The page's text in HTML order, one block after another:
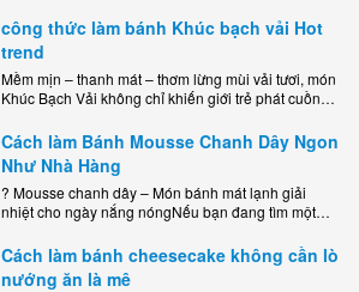
công thức làm bánh Khúc bạch vải Hot
trend
Mềm mịn – thanh mát – thơm lừng mùi vải tươi, món
Khúc Bạch Vải không chỉ khiến giới trẻ phát cuồng
Cách làm Bánh Mousse Chanh Dây Ngon
Như Nhà Hàng
? Mousse chanh dây – Món bánh mát lạnh giải
nhiệt cho ngày nắng nóngNếu bạn đang tìm một
dễ..
Cách làm bánh cheesecake không cần lò
nướng ăn là mê